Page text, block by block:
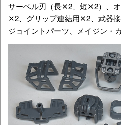
サーベル刃（長✕2、短✕2）、
✕2、グリップ連結用✕2、武器
ジョイントパーツ、メイジン・